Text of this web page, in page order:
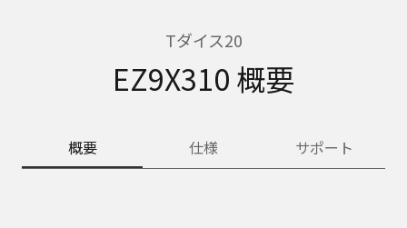
Tダイス20
EZ9X310 概要
概要 仕様 サポート